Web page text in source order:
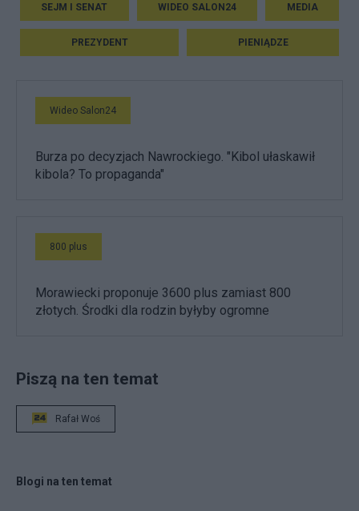
SEJM I SENAT WIDEO SALON24 MEDIA
PREZYDENT PIENIĄDZE
Wideo Salon24
Burza po decyzjach Nawrockiego. "Kibol ułaskawił
kibola? To propaganda"
800 plus
Morawiecki proponuje 3600 plus zamiast 800
złotych. Środki dla rodzin byłyby ogromne
Piszą na ten temat
Rafał Woś
Blogi na ten temat